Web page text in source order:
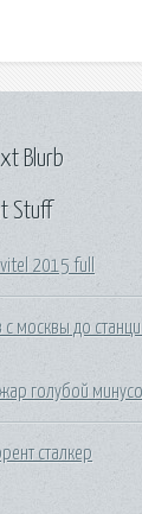
Stuff
2015 full
с москвы до
голубой
сталкер
Blurb